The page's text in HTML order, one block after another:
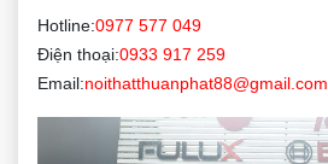
Hotline:0977 577 049
Điện thoại:0933 917 259
Email:noithatthuanphat88@gmail.com